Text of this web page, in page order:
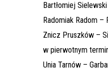
Bartłomiej
Radomiak Radom –
Znicz Pruszków –
w pierwotnym
Unia Tarnów –